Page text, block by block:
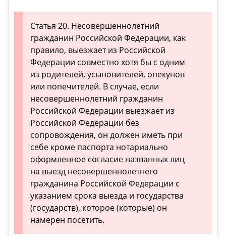
Статья 20. Несовершеннолетний
гражданин Российской Федерации, как
правило, выезжает из Российской
Федерации совместно хотя бы с одним
из родителей, усыновителей, опекунов
или попечителей. В случае, если
несовершеннолетний гражданин
Российской Федерации выезжает из
Российской Федерации без
сопровождения, он должен иметь при
себе кроме паспорта нотариально
оформленное согласие названных лиц
на выезд несовершеннолетнего
гражданина Российской Федерации с
указанием срока выезда и государства
(государств), которое (которые) он
намерен посетить.